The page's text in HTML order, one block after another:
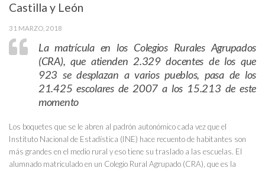
Castilla y León
31 MARZO, 2018
La matrícula en los Colegios Rurales Agrupados
(CRA), que atienden 2.329 docentes de los que
923 se desplazan a varios pueblos, pasa de los
21.425 escolares de 2007 a los 15.213 de este
momento
Los boquetes que se le abren al padrón autonómico cada vez que el
Instituto Nacional de Estadística (INE) hace recuento de habitantes son
más grandes en el medio rural y eso tiene su traslado a las escuelas. El
alumnado matriculado en un Colegio Rural Agrupado (CRA), que es la